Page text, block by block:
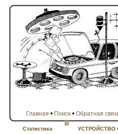
Главная Поиск Обратная
Статистика УСТРОЙСТВО